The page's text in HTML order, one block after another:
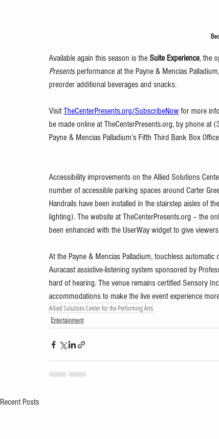
Available again this season is the Suite Experience, the
Presents performance at the Payne & Mencias
preorder additional beverages and snacks.
Visit TheCenterPresents.org/SubscribeNow for more
be made online at TheCenterPresents.org, by phone at
Payne & Mencias Palladium’s Fifth Third Bank Box
Accessibility improvements on the Allied Solutions
number of accessible parking spaces around Carter
Handrails have been installed in the stairstep aisles of
lighting). The website at TheCenterPresents.org – the
been enhanced with the UserWay widget to give
At the Payne & Mencias Palladium, touchless
Auracast assistive-listening system sponsored by
hard of hearing. The venue remains certified Sensory
accommodations to make the live event experience
Allied Solutions Center for the Performing Arts
Entertainment
Recent Posts